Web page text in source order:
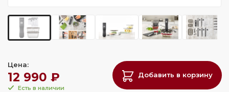
Цена:
12 990 ₽
Есть в наличии
Добавить в корзину